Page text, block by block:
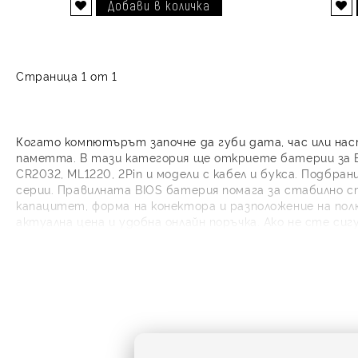
Страница 1 от 1
Когато компютърът започне да губи дата, час или
паметта. В тази категория ще откриете батерии за
CR2032, ML1220, 2Pin и модели с кабел и букса.
серии. Правилната BIOS батерия помага за стабилно
капацитет, форма на конектора и разположение на
актуална цена и удобна онлайн поръчка. Ако не сте